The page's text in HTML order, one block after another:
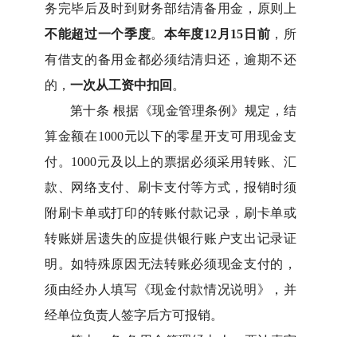
务完毕后及时到财务部结清备用金，原则上
不能超过一个季度。本年度12 月 15 日前 ，所
有借支的备用金都必须结清归还，逾期不还
的， 一次从工资中扣回 。
第十条 根据《现金管理条例》规定，结
算金额在1000元以下的零星开支可用现金支
付。 1000元及以上的票据必须采用转账、汇
款、网络支付、刷卡支付等方式，报销时须
附刷卡单或打印的转账付款记录，刷卡单或
转账姘居遗失的应提供银行账户支出记录证
明。如特殊原因无法转账必须现金支付的，
须由经办人填写《现金付款情况说明》，并
经单位负责人签字后方可报销。